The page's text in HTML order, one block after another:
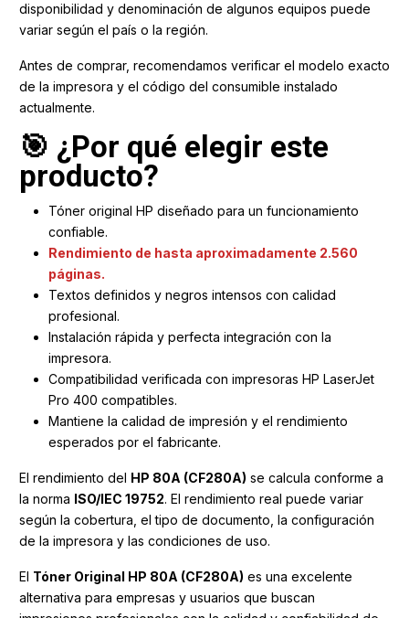
disponibilidad y denominación de algunos equipos puede
variar según el país o la región.
Antes de comprar, recomendamos verificar el modelo exacto
de la impresora y el código del consumible instalado
actualmente.
🎯 ¿Por qué elegir este
producto?
Tóner original HP diseñado para un funcionamiento
confiable.
Rendimiento de hasta aproximadamente 2.560
páginas.
Textos definidos y negros intensos con calidad
profesional.
Instalación rápida y perfecta integración con la
impresora.
Compatibilidad verificada con impresoras HP LaserJet
Pro 400 compatibles.
Mantiene la calidad de impresión y el rendimiento
esperados por el fabricante.
El rendimiento del HP 80A (CF280A) se calcula conforme a
la norma ISO/IEC 19752. El rendimiento real puede variar
según la cobertura, el tipo de documento, la configuración
de la impresora y las condiciones de uso.
El Tóner Original HP 80A (CF280A) es una excelente
alternativa para empresas y usuarios que buscan